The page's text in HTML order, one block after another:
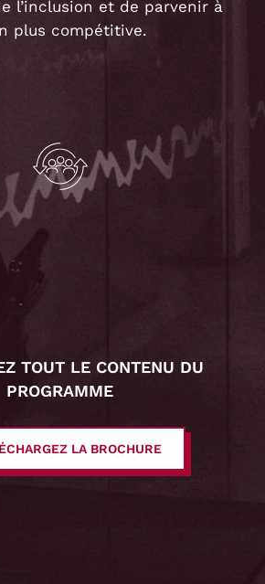
l’inclusion et de parvenir à
plus compétitive.
TOUT LE CONTENU DU
PROGRAMME
LA BROCHURE